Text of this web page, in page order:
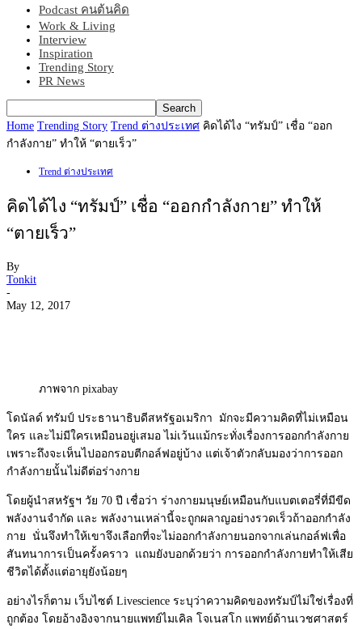
Podcast คนต้นคิด
Work & Living
Interview
Inspiration
Trending Story
PR News
Home Trending Story Trend ต่างประเทศ คิดได้ไง “ทรัมป์” เชื่อ “ออก
กำลังกาย” ทำให้ “ตายเร็ว”
Trend ต่างประเทศ
คิดได้ไง “ทรัมป์” เชื่อ “ออกกำลังกาย” ทำให้
“ตายเร็ว”
By
Tonkit
-
May 12, 2017
ภาพจาก pixabay
โดนัลด์ ทรัมป์ ประธานาธิบดีสหรัฐอเมริกา มักจะมีความคิดที่ไม่เหมือน
ใคร และไม่มีใครเหมือนอยู่เสมอ ไม่เว้นแม้กระทั่งเรื่องการออกกำลังกาย
เพราะถึงจะเห็นไปออกรอบตีกอล์ฟอยู่บ้าง แต่เจ้าตัวกลับมองว่าการออก
กำลังกายนั้นไม่ดีต่อร่างกาย
โดยผู้นำสหรัฐฯ วัย 70 ปี เชื่อว่า ร่างกายมนุษย์เหมือนกับแบตเตอรี่ที่มีขีด
พลังงานจำกัด และ พลังงานเหล่านี้จะถูกผลาญอย่างรวดเร็วถ้าออกกำลัง
กาย นั่นจึงทำให้เขาจึงเลือกที่จะไม่ออกกำลังกายนอกจากเล่นกอล์ฟเพื่อ
สันทนาการเป็นครั้งคราว แถมยังบอกด้วยว่า การออกกำลังกายทำให้เสีย
ชีวิตได้ตั้งแต่อายุยังน้อยๆ
อย่างไรก็ตาม เว็บไซต์ Livescience ระบุว่าความคิดของทรัมป์ไม่ใช่เรื่องที่
ถูกต้อง โดยอ้างอิงจากนายแพทย์ไมเคิล โจเนสโก แพทย์ด้านเวชศาสตร์